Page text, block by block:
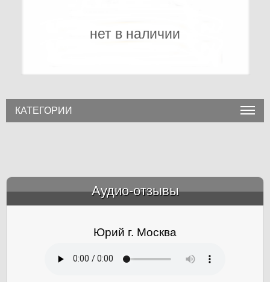
нет в наличии
КАТЕГОРИИ
Аудио-отзывы
Юрий г. Москва